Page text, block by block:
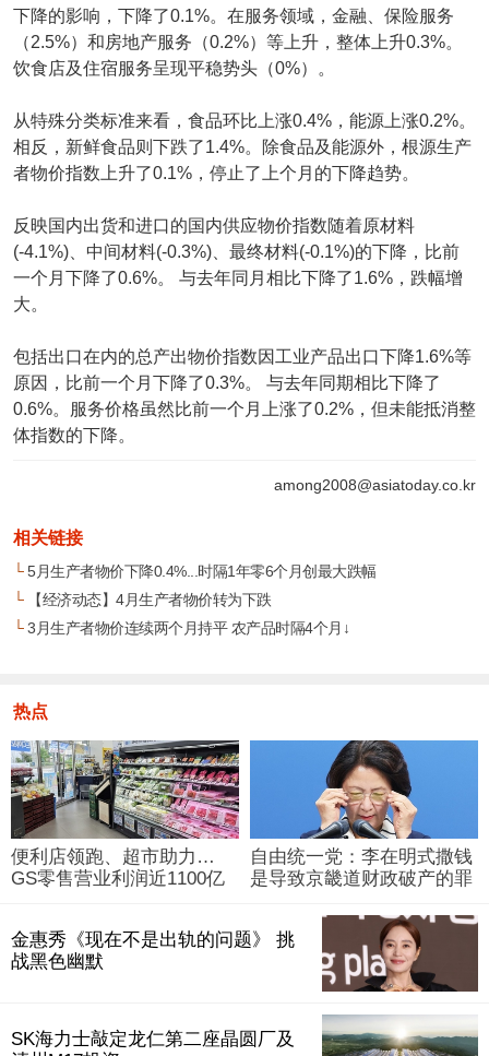
下降的影响，下降了0.1%。在服务领域，金融、保险服务
（2.5%）和房地产服务（0.2%）等上升，整体上升0.3%。
饮食店及住宿服务呈现平稳势头（0%）。
从特殊分类标准来看，食品环比上涨0.4%，能源上涨0.2%。
相反，新鲜食品则下跌了1.4%。除食品及能源外，根源生产
者物价指数上升了0.1%，停止了上个月的下降趋势。
反映国内出货和进口的国内供应物价指数随着原材料
(-4.1%)、中间材料(-0.3%)、最终材料(-0.1%)的下降，比前
一个月下降了0.6%。 与去年同月相比下降了1.6%，跌幅增
大。
包括出口在内的总产出物价指数因工业产品出口下降1.6%等
原因，比前一个月下降了0.3%。 与去年同期相比下降了
0.6%。服务价格虽然比前一个月上涨了0.2%，但未能抵消整
体指数的下降。
among2008@asiatoday.co.kr
相关链接
└5月生产者物价下降0.4%...时隔1年零6个月创最大跌幅
└【经济动态】4月生产者物价转为下跌
└3月生产者物价连续两个月持平 农产品时隔4个月↓
热点
便利店领跑、超市助力…
GS零售营业利润近1100亿
自由统一党：李在明式撒钱
是导致京畿道财政破产的罪
金惠秀《现在不是出轨的问题》 挑
战黑色幽默
SK海力士敲定龙仁第二座晶圆厂及